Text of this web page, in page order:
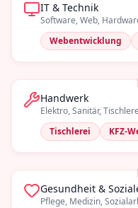
IT & Technik
Software, Web,
Webentwicklung
Handwerk
Elektro, Sanitär,
Tischlerei
KFZ-
Gesundheit &
Pflege, Medizin,